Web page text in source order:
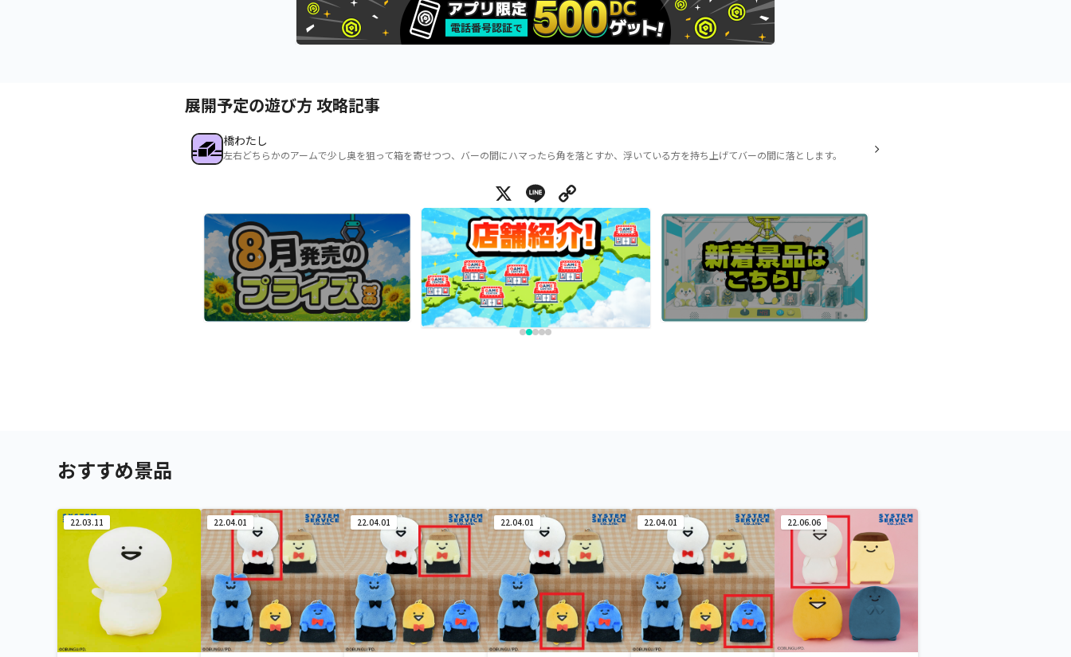
展開予定の遊び方 攻略記事
橋わたし
左右どちらかのアームで少し奥を狙って箱を寄せつつ、バーの間にハマったら角を落とすか、浮いている方を持ち上げてバーの間に落とします。
X Line
おすすめ景品
22.03.11 22.04.01 22.04.01 22.04.01 22.04.01 22.06.06